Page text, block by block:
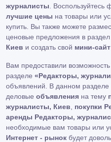
материалов Прошу иметь ввиду, что у
быть прекрасные знания
языка, так как некоторые работы нужно будет
оформлять, глядя
журналисты .
лучшие цены на товары или
купить. Вы также можете
ценовые предложения в раздел
Киев и создать свой мини-сайт
Вам предоставили
разделе «Редакторы,
объявлений. В данном
деловые объявления на тему
журналисты, Киев
покупки
аренды Редакторы,
необходимые вам товары или
Интернет - рынок будет